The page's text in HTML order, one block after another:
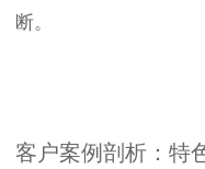
断。
客户案例剖析：特